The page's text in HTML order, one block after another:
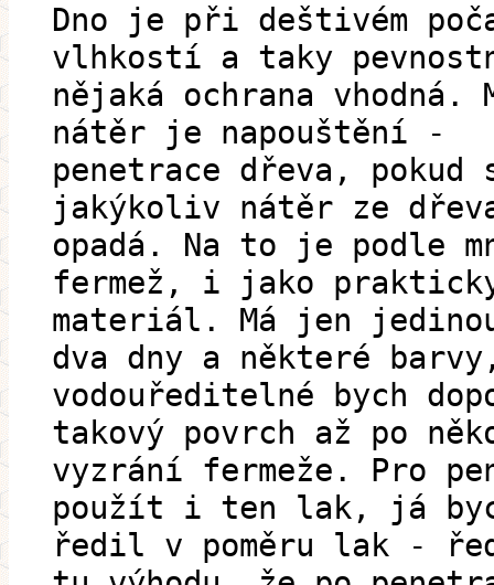
Dno je při deštivém
vlhkostí a taky
nějaká ochrana vhodná.
nátěr je napouštění -
penetrace dřeva,
jakýkoliv nátěr ze
opadá. Na to je podle
fermež, i jako
materiál. Má jen
dva dny a některé
vodouředitelné bych
takový povrch až po
vyzrání fermeže. Pro
použít i ten lak, já
ředil v poměru lak -